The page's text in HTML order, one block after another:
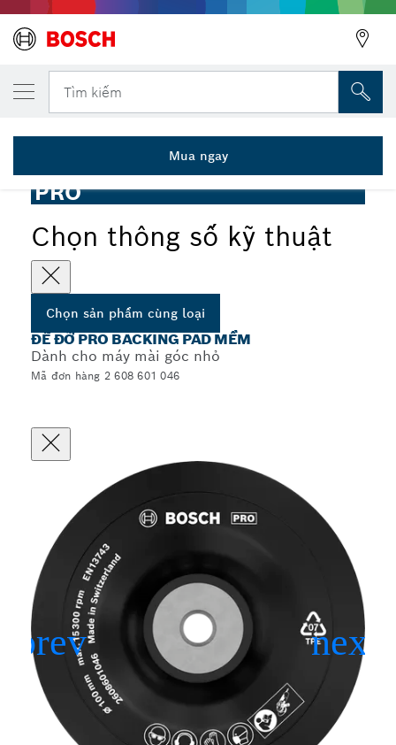
Tìm kiếm
... Đế đỡ PRO mềm dùng cho máy mài góc nhỏ, M10
PRO
Chọn thông số kỹ thuật
Chọn sản phẩm cùng loại
ĐẾ ĐỠ PRO BACKING PAD MỀM
Dành cho máy mài góc nhỏ
Mã đơn hàng 2 608 601 046
SẢN PHẨM CÙNG LOẠI ĐÃ CHỌN
Đế đỡ mềm PRO, 100 mm, ren M10
2 608 601 046
Mua ngay